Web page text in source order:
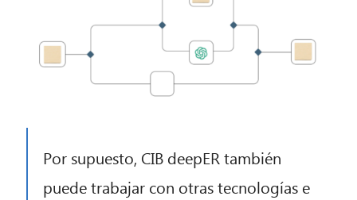
Por supuesto, CIB deepER también
puede trabajar con otras tecnologías e